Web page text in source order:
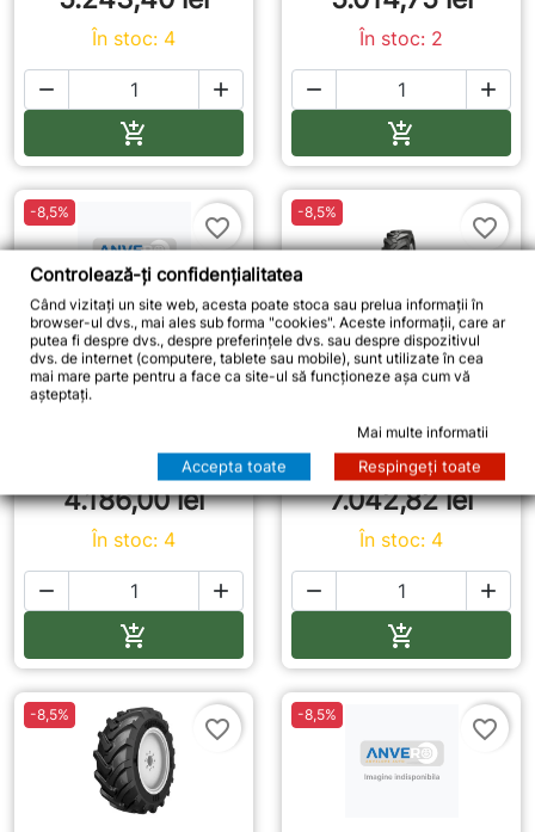
În stoc: 4
 

În stoc: 2
 

-8,5%
favorite_border
Anvelope 445/70-19.5
173A8 ALLIANCE 624
TL
4.186,00 lei
4.574,86 lei
În stoc: 4
 

-8,5%
favorite_border
Anvelope 445/70-22.5
175A8 ALLIANCE 624
TL
445/ 70/ R22.5
7.042,82 lei
7.697,08 lei
În stoc: 4
 

-8,5%
favorite_border
-8,5%
favorite_border
Controlează-ți confidențialitatea
Când vizitați un site web, acesta poate stoca sau prelua informații în
browser-ul dvs., mai ales sub forma "cookies". Aceste informații, care ar
putea fi despre dvs., despre preferințele dvs. sau despre dispozitivul
dvs. de internet (computere, tablete sau mobile), sunt utilizate în cea
mai mare parte pentru a face ca site-ul să funcționeze așa cum vă
așteptați.
Mai multe informatii
Accepta toate Respingeți toate